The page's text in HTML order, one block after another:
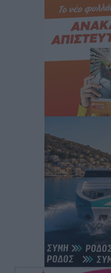
Στρατηγικές
Δημόσιας Υγείας
Νοσοκομεία της Γ΄
πριν
Πάνθηρες:
Αθλητικά• πριν 4 ώρες
Άρης Αρχαγγέλου:
Θωμά
Αθλητικά• πριν 4 ώρες
Φοίβος: Η μεγάλη
πριν 4 ώρες
Κλεάνθης: Έτοιμες